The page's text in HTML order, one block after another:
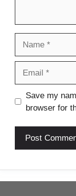
Save my
browser for